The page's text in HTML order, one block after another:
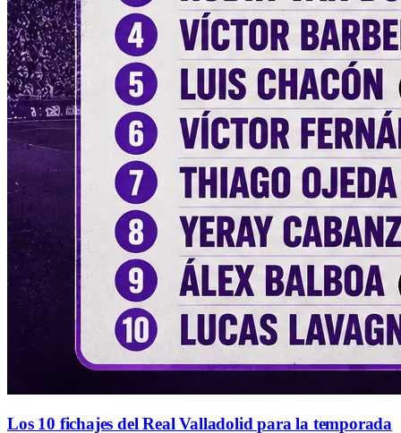
Los 10 fichajes del Real Valladolid para la temporada